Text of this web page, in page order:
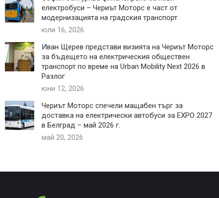
електробуси – Чериът Моторс е част от
модернизацията на градския транспорт
юли 16, 2026
Иван Щерев представи визията на Чериът Моторс
за бъдещето на електрическия обществен
транспорт по време на Urban Mobility Next 2026 в
Разлог
юни 12, 2026
Чериът Моторс спечели мащабен търг за
доставка на електрически автобуси за EXPO 2027
в Белград – май 2026 г.
май 20, 2026